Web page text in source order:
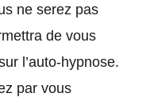
ne serez pas
de vous
l’auto-hypnose.
par vous